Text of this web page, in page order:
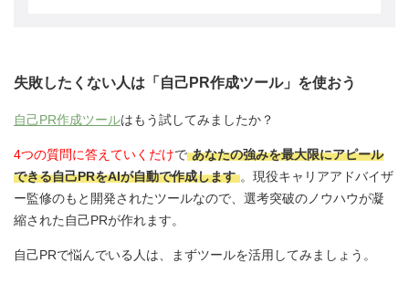
失敗したくない人は「自己PR作成ツール」を使おう
自己PR作成ツールはもう試してみましたか？
4つの質問に答えていくだけで あなたの強みを最大限にアピール
できる自己PRをAIが自動で作成します 。現役キャリアアドバイザ
ー監修のもと開発されたツールなので、選考突破のノウハウが凝
縮された自己PRが作れます。
自己PRで悩んでいる人は、まずツールを活用してみましょう。